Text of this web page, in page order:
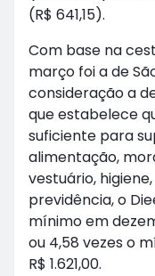
(R$ 641,15).
Com base na
março foi a de
consideração a
que estabelece
suficiente para
alimentação,
vestuário,
previdência, o
mínimo em
ou 4,58 vezes o
R$ 1.621,00.